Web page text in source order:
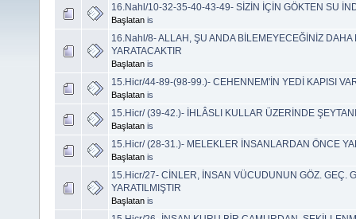
16.Nahl/10-32-35-40-43-49- SİZİN İÇİN GÖKTEN SU
Başlatan is
16.Nahl/8- ALLAH, ŞU ANDA BİLEMEYECEĞİNİZ DAHA
YARATACAKTIR
Başlatan is
15.Hicr/44-89-(98-99.)- CEHENNEM'İN YEDİ KAPISI
Başlatan is
15.Hicr/ (39-42.)- İHLÂSLI KULLAR ÜZERİNDE
Başlatan is
15.Hicr/ (28-31.)- MELEKLER İNSANLARDAN ÖNCE
Başlatan is
15.Hicr/27- CİNLER, İNSAN VÜCUDUNUN GÖZ. GEÇ.
YARATILMIŞTIR
Başlatan is